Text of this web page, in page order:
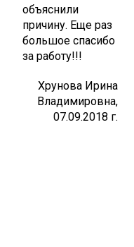
объяснили
причину. Еще раз
большое спасибо
за работу!!!
Хрунова Ирина
Владимировна,
07.09.2018 г.